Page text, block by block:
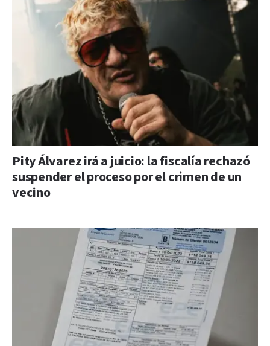
Pity Álvarez irá a juicio: la fiscalía rechazó
suspender el proceso por el crimen de un
vecino